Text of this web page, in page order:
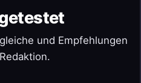
und Empfehlungen